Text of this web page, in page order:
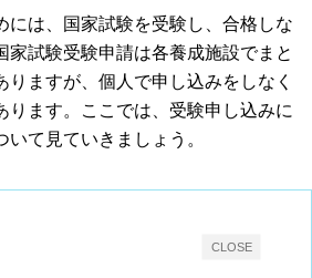
には、国家試験を受験し、合格しな
家試験受験申請は各養成施設でまと
りますが、個人で申し込みをしなく
ります。ここでは、受験申し込みに
て見ていきましょう。
CLOSE